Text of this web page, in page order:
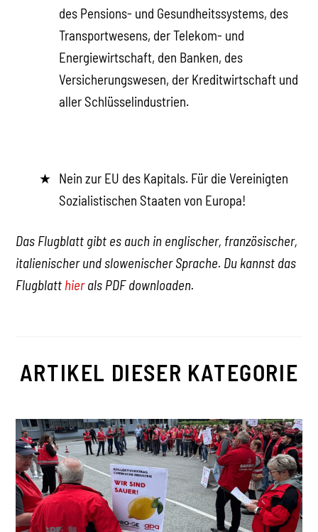
des Pensions- und Gesundheitssystems, des
Transportwesens, der Telekom- und
Energiewirtschaft, den Banken, des
Versicherungswesen, der Kreditwirtschaft und
aller Schlüsselindustrien.
Nein zur EU des Kapitals. Für die Vereinigten
Sozialistischen Staaten von Europa!
Das Flugblatt gibt es auch in englischer, französischer,
italienischer und slowenischer Sprache. Du kannst das
Flugblatt hierals PDF downloaden.
ARTIKEL DIESER KATEGORIE